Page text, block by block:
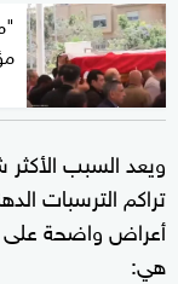
ويعد السبب
تراكم الترسبات
أعراض واضحة على
هي: